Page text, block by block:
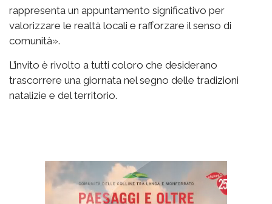
rappresenta un appuntamento significativo per
valorizzare le realtà locali e rafforzare il senso di
comunità».
L’invito è rivolto a tutti coloro che desiderano
trascorrere una giornata nel segno delle tradizioni
natalizie e del territorio.